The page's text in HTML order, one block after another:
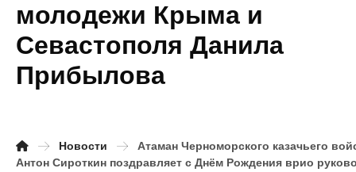
молодежи Крыма и
Севастополя Данила
Прибылова
Новости
Атаман Черноморского казачьего
Антон Сироткин поздравляет с Днём Рождения врио